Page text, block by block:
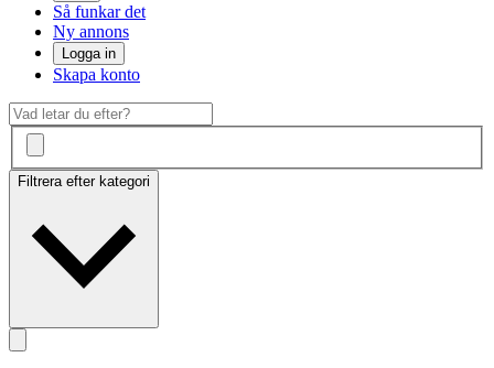
Så funkar det
Ny annons
Logga in
Skapa konto
Filtrera efter kategori